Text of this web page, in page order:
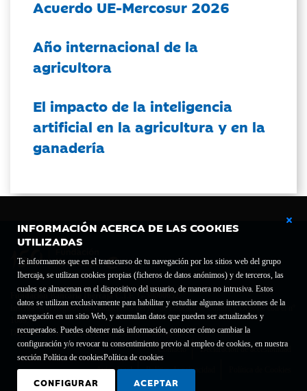
INFORMACIÓN ACERCA DE LAS COOKIES
UTILIZADAS
Te informamos que en el transcurso de tu navegación por los sitios web del grupo
Ibercaja, se utilizan cookies propias (ficheros de datos anónimos) y de terceros, las
cuales se almacenan en el dispositivo del usuario, de manera no intrusiva. Estos
datos se utilizan exclusivamente para habilitar y estudiar algunas interacciones de la
navegación en un sitio Web, y acumulan datos que pueden ser actualizados y
recuperados. Puedes obtener más información, conocer cómo cambiar la
configuración y/o revocar tu consentimiento previo al empleo de cookies, en nuestra
sección Política de cookiesPolítica de cookies
CONFIGURAR ACEPTAR
Acuerdo UE-Mercosur 2026
Año internacional de la
agricultora
El impacto de la inteligencia
artificial en la agricultura y en la
ganadería
Fundación Bancaria Ibercaja C.I.F. G-50000652.
Inscrita en el Registro de Fundaciones del Mº de Educación, Cultura y Deporte con el nº
1689.
Domicilio social: Joaquín Costa, 13. 50001 Zaragoza.
Contacto
Declaración de accesibilidad
Aviso legal Política de privacidad